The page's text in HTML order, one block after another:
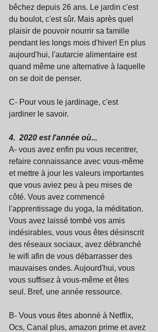
bêchez depuis 26 ans. Le jardin c'est
du boulot, c'est sûr. Mais après quel
plaisir de pouvoir nourrir sa famille
pendant les longs mois d'hiver! En plus
aujourd'hui, l'autarcie alimentaire est
quand même une alternative à laquelle
on se doit de penser.
C- Pour vous le jardinage, c'est
jardiner le savoir.
4.  2020 est l'année où...
A- vous avez enfin pu vous recentrer,
refaire connaissance avec vous-même
et mettre à jour les valeurs importantes
que vous aviez peu à peu mises de
côté. Vous avez commencé
l'apprentissage du yoga, la méditation.
Vous avez laissé tombé vos amis
indésirables, vous vous êtes désinscrit
des réseaux sociaux, avez débranché
le wifi afin de vous débarrasser des
mauvaises ondes. Aujourd'hui, vous
vous suffisez à vous-même et êtes
seul. Bref, une année ressource.
B- Vous vous êtes abonné à Netflix,
Ocs, Canal plus, amazon prime et avez